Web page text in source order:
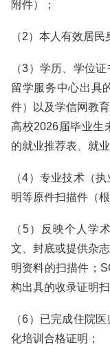
附件）；
（2）本人有效居
（3）学历、学位
留学服务中心出具
件）以及学信网教
高校2026届毕业生
的就业推荐表、就
（4）专业技术（
明等原件扫描件（
（5）反映个人学
文、封底或提供杂
明资料的扫描件；
构出具的收录证明扫
（6）已完成住院
化培训合格证明；